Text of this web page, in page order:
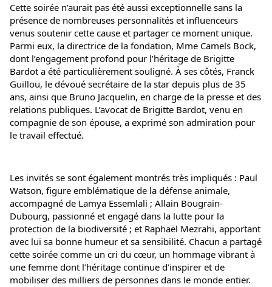
Cette soirée n’aurait pas été aussi exceptionnelle sans la
présence de nombreuses personnalités et influenceurs
venus soutenir cette cause et partager ce moment unique.
Parmi eux, la directrice de la fondation, Mme Camels Bock,
dont l’engagement profond pour l’héritage de Brigitte
Bardot a été particulièrement souligné. À ses côtés, Franck
Guillou, le dévoué secrétaire de la star depuis plus de 35
ans, ainsi que Bruno Jacquelin, en charge de la presse et des
relations publiques. L’avocat de Brigitte Bardot, venu en
compagnie de son épouse, a exprimé son admiration pour
le travail effectué.
Les invités se sont également montrés très impliqués : Paul
Watson, figure emblématique de la défense animale,
accompagné de Lamya Essemlali ; Allain Bougrain-
Dubourg, passionné et engagé dans la lutte pour la
protection de la biodiversité ; et Raphaël Mezrahi, apportant
avec lui sa bonne humeur et sa sensibilité. Chacun a partagé
cette soirée comme un cri du cœur, un hommage vibrant à
une femme dont l’héritage continue d’inspirer et de
mobiliser des milliers de personnes dans le monde entier.